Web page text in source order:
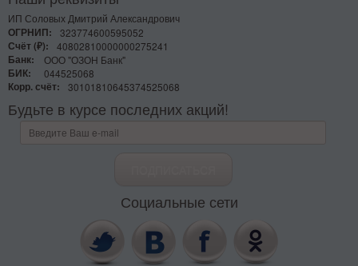
ИП Соловых Дмитрий Александрович
ОГРНИП:
323774600595052
Счёт (₽):
40802810000000275241
Банк:
ООО "ОЗОН Банк"
БИК:
044525068
Корр. счёт:
30101810645374525068
Будьте в курсе последних акций!
Социальные сети